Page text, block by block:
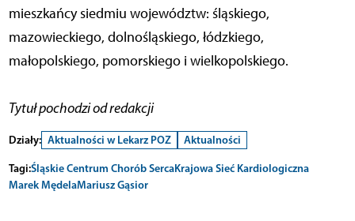
mieszkańcy siedmiu województw: śląskiego,
mazowieckiego, dolnośląskiego, łódzkiego,
małopolskiego, pomorskiego i wielkopolskiego.
Tytuł pochodzi od redakcji
Działy: Aktualności w Lekarz POZ
Aktualności
Tagi:Śląskie Centrum Chorób SercaKrajowa Sieć Kardiologiczna
Marek MędelaMariusz Gąsior